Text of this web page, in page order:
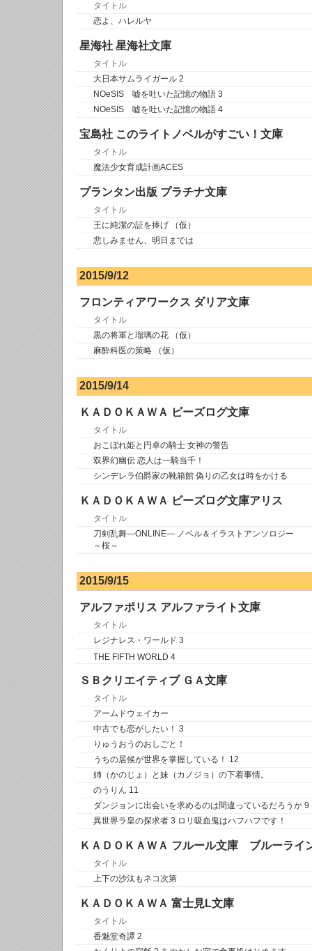
タイトル
恋よ、ハレルヤ
星海社 星海社文庫
タイトル
大日本サムライガール 2
NOeSIS 嘘を吐いた記憶の物語 3
NOeSIS 嘘を吐いた記憶の物語 4
宝島社 このライトノベルがすごい！文庫
タイトル
魔法少女育成計画ACES
プランタン出版 プラチナ文庫
タイトル
王に純潔の証を捧げ （仮）
悲しみません、明日までは
2015/9/12
フロンティアワークス ダリア文庫
タイトル
黒の将軍と瑠璃の花 （仮）
麻酔科医の策略 （仮）
2015/9/14
ＫＡＤＯＫＡＷＡ ビーズログ文庫
タイトル
おこぼれ姫と円卓の騎士 女神の警告
双界幻幽伝 恋人は一騎当千！
シンデレラ伯爵家の靴箱館 偽りの乙女は時をかける
ＫＡＤＯＫＡＷＡ ビーズログ文庫アリス
タイトル
刀剣乱舞―ONLINE― ノベル＆イラストアンソロジー
～桜～
2015/9/15
アルファポリス アルファライト文庫
タイトル
レジナレス・ワールド 3
THE FIFTH WORLD 4
ＳＢクリエイティブ ＧＡ文庫
タイトル
アームドウェイカー
中古でも恋がしたい！ 3
りゅうおうのおしごと！
うちの居候が世界を掌握している！ 12
姉（かのじょ）と妹（カノジョ）の下着事情。
のうりん 11
ダンジョンに出会いを求めるのは間違っているだろうか 9
異世界ラ皇の探求者 3 ロリ吸血鬼はハフハフです！
ＫＡＤＯＫＡＷＡ フルール文庫 ブルーライ
タイトル
上下の沙汰もネコ次第
ＫＡＤＯＫＡＷＡ 富士見L文庫
タイトル
香魅堂奇譚 2